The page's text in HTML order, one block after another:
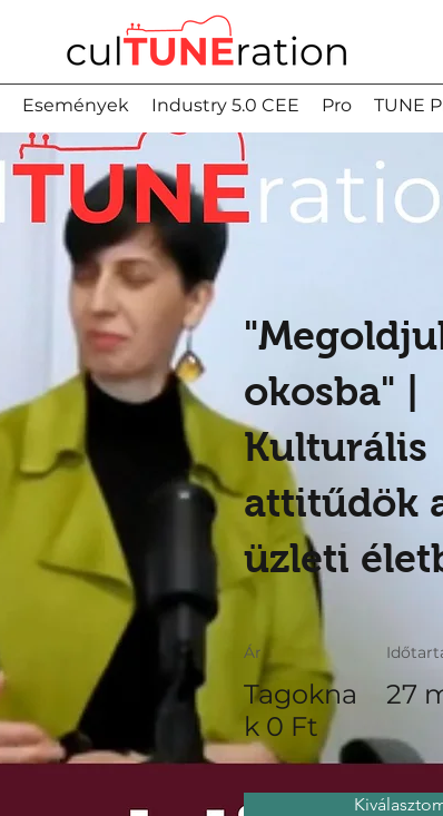
Események Industry 5.0 CEE Pro TUNE
okosba" |
Kulturális
attitűdök
üzleti
Ár
Tagokna
k 0 Ft
27